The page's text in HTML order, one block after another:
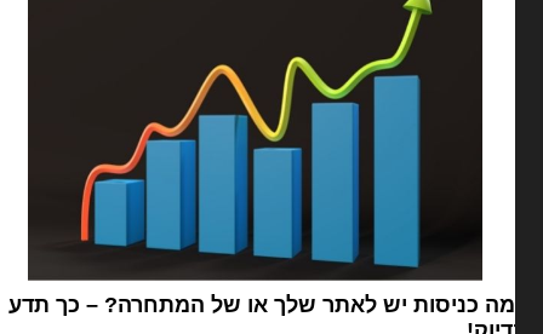
כניסות יש לאתר שלך או של המתחרה? – כך תדע